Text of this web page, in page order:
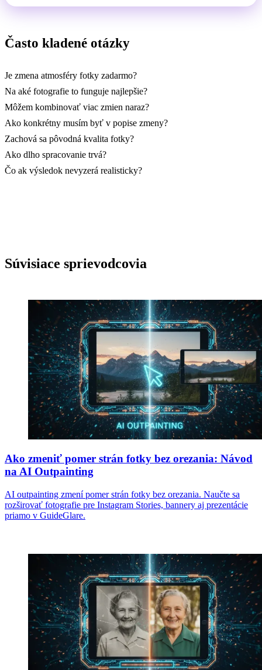
Často kladené otázky
Je zmena atmosféry fotky zadarmo?
Na aké fotografie to funguje najlepšie?
Môžem kombinovať viac zmien naraz?
Ako konkrétny musím byť v popise zmeny?
Zachová sa pôvodná kvalita fotky?
Ako dlho spracovanie trvá?
Čo ak výsledok nevyzerá realisticky?
Súvisiace sprievodcovia
Ako zmeniť pomer strán fotky bez orezania: Návod
na AI Outpainting
AI outpainting zmení pomer strán fotky bez orezania. Naučte sa
rozširovať fotografie pre Instagram Stories, bannery aj prezentácie
priamo v GuideGlare.